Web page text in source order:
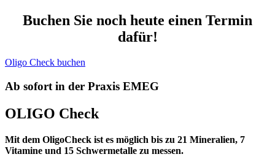
Buchen Sie noch heute einen Termin
dafür!
Oligo Check buchen
Ab sofort in der Praxis EMEG
OLIGO Check
Mit dem OligoCheck ist es möglich bis zu 21 Mineralien, 7
Vitamine und 15 Schwermetalle zu messen.